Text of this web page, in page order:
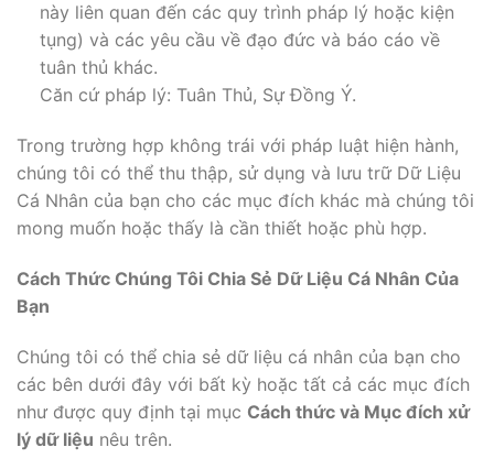
này liên quan đến các quy trình pháp lý hoặc kiện
tụng) và các yêu cầu về đạo đức và báo cáo về
tuân thủ khác.
Căn cứ pháp lý: Tuân Thủ, Sự Đồng Ý.
Trong trường hợp không trái với pháp luật hiện hành,
chúng tôi có thể thu thập, sử dụng và lưu trữ Dữ Liệu
Cá Nhân của bạn cho các mục đích khác mà chúng tôi
mong muốn hoặc thấy là cần thiết hoặc phù hợp.
Cách Thức Chúng Tôi Chia Sẻ Dữ Liệu Cá Nhân Của
Bạn
Chúng tôi có thể chia sẻ dữ liệu cá nhân của bạn cho
các bên dưới đây với bất kỳ hoặc tất cả các mục đích
như được quy định tại mục Cách thức và Mục đích xử
lý dữ liệu nêu trên.